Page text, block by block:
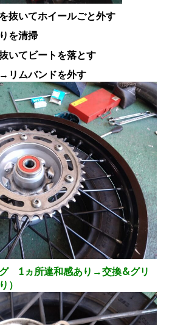
抜いてホイールごと外す
を清掃
いてビートを落とす
リムバンドを外す
1ヵ所違和感あり→交換&グリ
）